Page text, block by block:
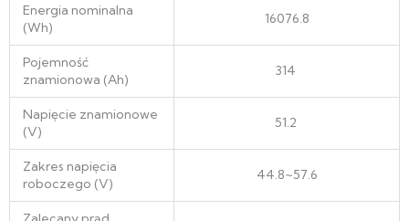
Energia nominalna
(Wh)
16076.8
Pojemność
znamionowa (Ah)
314
Napięcie znamionowe
(V)
51.2
Zakres napięcia
roboczego (V)
44.8~57.6